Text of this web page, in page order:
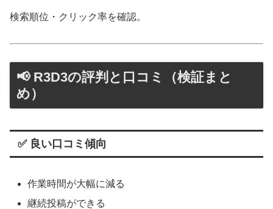
検索順位・クリック率を確認。
📢 R3D3の評判と口コミ（検証まと
め）
✅ 良い口コミ傾向
作業時間が大幅に減る
継続投稿ができる